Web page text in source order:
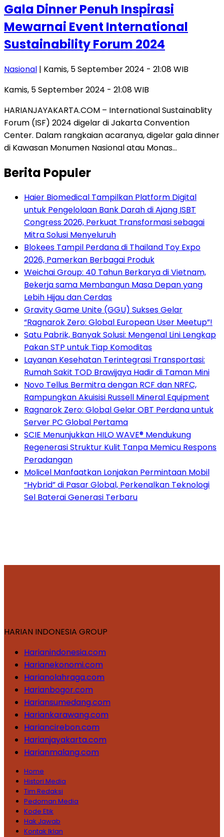
Gala Dinner Penuh Inspirasi
Mewarnai Event International
Sustainability Forum 2024
Nasional | Kamis, 5 September 2024 - 21:08 WIB
Kamis, 5 September 2024 - 21:08 WIB
HARIANJAYAKARTA.COM – International Sustainablity
Forum (ISF) 2024 digelar di Jakarta Convention
Center. Dalam rangkaian acaranya, digelar gala dinner
di Kawasan Monumen Nasional atau Monas…
Berita Populer
Haier Biomedical Tampilkan Platform Digital
untuk Pengelolaan Bank Darah di Ajang ISBT
Congress 2026, Perkuat Transformasi sebagai
Mitra Solusi Menyeluruh
Blokees Tampil Perdana di Thailand Toy Expo
2026, Pamerkan Berbagai Produk
Weichai Group: 40 Tahun Berkarya di Vietnam,
Bekerja sama Membangun Masa Depan yang
Lebih Hijau dan Cerdas
Gravity Game Unite (GGU) Sukses Gelar
“Ragnarok Zero: Global European User Meetup”!
Satu Pabrik, Banyak Solusi: Mengenal Lini Lengkap
Pakan STP untuk Tiap Komoditas
Layanan Kesehatan Terintegrasi Transportasi:
Rumah Sakit TOD Brawijaya Hadir di Taman Mini
Novo Tellus Bermitra dengan RCF dan NRFC,
Rampungkan Akuisisi Russell Mineral Equipment
Ragnarok Zero: Global Gelar OBT Perdana untuk
Server PC Global Pertama
SCIE Menunjukkan HILO WAVE® Mendukung
Regenerasi Struktur Kulit Tanpa Memicu Respons
Peradangan
Molicel Manfaatkan Lonjakan Permintaan Mobil
“Hybrid” di Pasar Global, Perkenalkan Teknologi
Sel Baterai Generasi Terbaru
HARIAN INDONESIA GROUP
Harianindonesia.com
Harianekonomi.com
Harianolahraga.com
Harianbogor.com
Hariansumedang.com
Hariankarawang.com
Hariancirebon.com
Harianjayakarta.com
Harianmalang.com
Home
Histori Media
Tim Redaksi
Pedoman Media
Kode Etik
Hak Jawab
Kontak Iklan